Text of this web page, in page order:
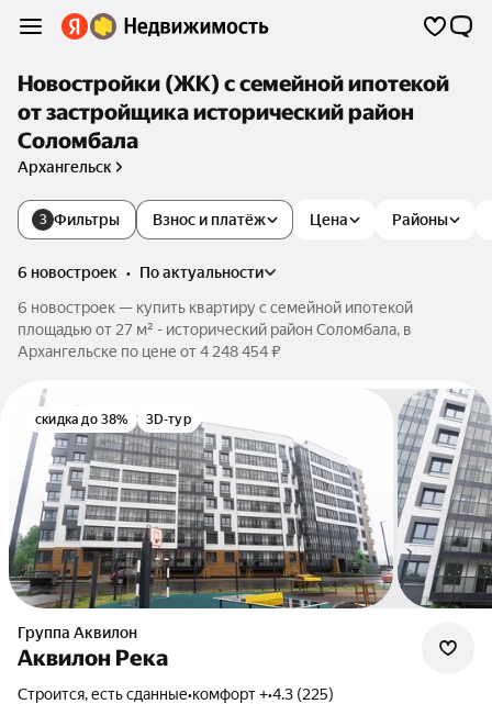
Новостройки (ЖК) с семейной ипотекой
от застройщика исторический район
Соломбала
Архангельск
3 Фильтры Цена
Взнос и платёж Районы
6 новостроек •
по актуальности
6 новостроек — купить квартиру с семейной ипотекой
площадью от 27 м² - исторический район Соломбала, в
Архангельске по цене от 4 248 454 ₽
скидка до 38% 3D-тур
Группа Аквилон
Аквилон Река
Строится, есть сданные•комфорт +•4.3 (225)